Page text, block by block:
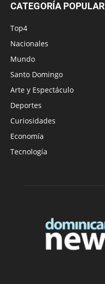
CATEGORÍA POPULAR
Top4
Nacionales
Mundo
Santo Domingo
Arte y Espectáculo
Deportes
Curiosidades
Economía
Tecnología